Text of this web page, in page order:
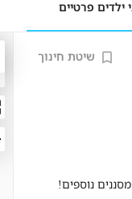
ילדים פרטיים
שיטת חינוך
נוספים!